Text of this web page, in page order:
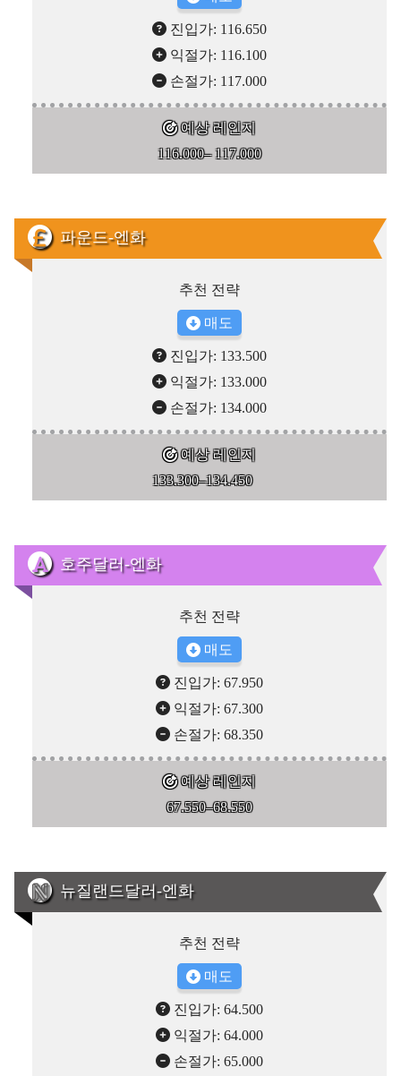
진입가: 116.650
익절가: 116.100
손절가: 117.000
예상 레인지
116.000– 117.000
파운드-엔화
추천 전략
매도
진입가: 133.500
익절가: 133.000
손절가: 134.000
예상 레인지
133.300–134.450
호주달러-엔화
추천 전략
매도
진입가: 67.950
익절가: 67.300
손절가: 68.350
예상 레인지
67.550–68.550
뉴질랜드달러-엔화
추천 전략
매도
진입가: 64.500
익절가: 64.000
손절가: 65.000